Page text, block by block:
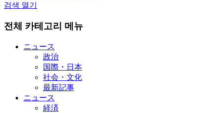
검색 열기
전체 카테고리 메뉴
ニュース
政治
国際・日本
社会・文化
最新記事
ニュース
経済